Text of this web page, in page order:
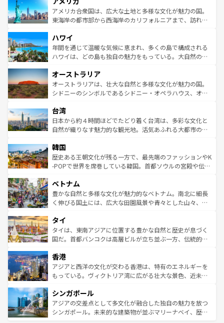
博物館もあり、アルプス観光だけでなく町歩きも満喫する
ことができる。国民の所得が高いため物価も高いが、旅行
ば市内交通費無料で観光を楽しむこともできる。 なお、新
着のスイス情報はコンテンツ一覧 を参照してほしい。
アメリカ合衆国は、広大な土地と多様な文化が魅力の国。
東海岸の都市部から西海岸のカリフォルニアまで、訪れる
のような巨大都市は、観光、ショッピング、エンターテイ
ンメントが詰まった刺激的なスポットだ。一方、アメリカ
西部には大自然が広がり、グランドキャニオンやイエロー
部のニューオーリンズでは、音楽と美食が融合した独特の
文化が魅力。旅行者はアメリカの各地域で異なる魅力を楽
しみながら、その多様性と豊かな歴史を感じることができ
ならではの贅沢な旅のスタイルだ。 なお、新着のアメリカ
情報はコンテンツ一覧を参照してほしい。
ハワイ
年間を通じて温暖な気候に恵まれ、多くの島で構成される
ハワイは、どの島も独自の魅力をもっている。大自然の神
ワイ島は見逃せない。また、定番の観光地といえばオアフ
島だが、静かな自然を求めるならマウイ島やカウアイ島が
おすすめ。エメラルドグリーンに輝く海をはじめ、豊かな
れるおもてなしの心で訪れる人々を迎えてくれるハワイの
人々、おいしいローカルフードやハワイアンミュージッ
ク、伝統的なフラダンスなど、すべてがハワイの魅力を彩
ワイを、存分に味わってほしい。 なお、新着のハワイ情報
はコンテンツ一覧を参照してほしい。
オーストラリア
オーストラリアは、壮大な自然と多様な文化が魅力の国。
シドニーのシンボルであるシドニー・オペラハウス、オー
リアリーフや大陸中央部にそびえるウルル（エアーズロッ
ク）、タスマニアの美しい原生林やケアンズの熱帯雨林な
ど、見どころがたくさん。また、カフェやワイン、オージ
いる。アクティビティも充実しており、サーフィンやダイ
ビング、ハイキングなど、アウトドア好きにはたまらな
い。オーストラリアの多彩な魅力を存分に味わいつくそ
参照してほしい。
台湾
日本から約４時間ほどでたどり着く台湾は、多彩な文化と
自然が織りなす魅力的な観光地。活気あふれる大都市の台
ン）、静ひつな山岳地帯である台湾東部など、都市の喧騒
と山間の静けさが共存しており、訪れる人に新しい発見と
驚きをもたらしてくれる。また、奥深い台湾の食文化も魅
容にもいいと評判のスイーツなど、バラエティ豊かな料理
が味わえる。 なお、新着の台湾情報は コンテンツ一覧を参
照してほしい。
韓国
歴史ある王朝文化が残る一方で、最先端のファッションやK
-POPで世界を席巻している韓国。首都ソウルの宮殿や伝統
き、地方に足を延ばせば四季折々の自然美を楽しむことが
できる。そして、キムチや焼肉、絶品のストリートフード
まで、さまざまな韓国料理が待っている。夜には、韓国な
リティに包まれながら、韓国の多彩な魅力を心ゆくまで味
わってみてほしい。 なお、新着の韓国情報はコンテンツ一
覧を参照してほしい。
ベトナム
豊かな自然と多様な文化が魅力的なベトナム。南北に細長
く伸びる国土には、広大な田園風景や青々とした山々、世
急速な発展と共に伝統が息づく。ハノイの古い町並みやホ
ーチミン市のフランス統治時代の建物も、独特の雰囲気を
醸し出している。また、バラエティの豊かさとおいしさで
とつ。フォーやバインミー、ベトナムコーヒーなどは、ぜ
ひ現地で味わいたい。どの地域を訪れてもあたたかい人々
が旅行者を迎えてくれるので、きっと忘れられない旅にな
参照してほしい。
タイ
タイは、東南アジアに位置する豊かな自然と歴史が息づく
国だ。首都バンコクは高層ビルが立ち並ぶ一方、伝統的な
の活気が交差している。北部ではチェンマイなどの山岳地
帯で自然と触れ合い、南部ではプーケットやクラビの美し
いビーチでリゾート気分を楽しむことができる。タイ料理
激する。気候は一年中温暖で、どの季節にも異なる楽しみ
が待っている。親しみやすいタイの人々、仏教を中心とし
た文化、そして多様な観光資源が、訪れる旅人を魅了し続
香港
アジアと西洋の文化が交わる香港は、特有のエネルギーを
もっている。ヴィクトリア湾に広がる壮大な景色、近未来
み、どこを訪れても感動するはず。観光スポットが密集し
ており、効率よく見どころを回れるのも魅力。息をのむよ
うな絶景から文化的な体験まで、香港を存分に楽しみ尽く
シンガポール
アジアの交差点として多文化が融合した独自の魅力を放つ
シンガポール。未来的な建築物が並ぶマリーナベイ、歴史